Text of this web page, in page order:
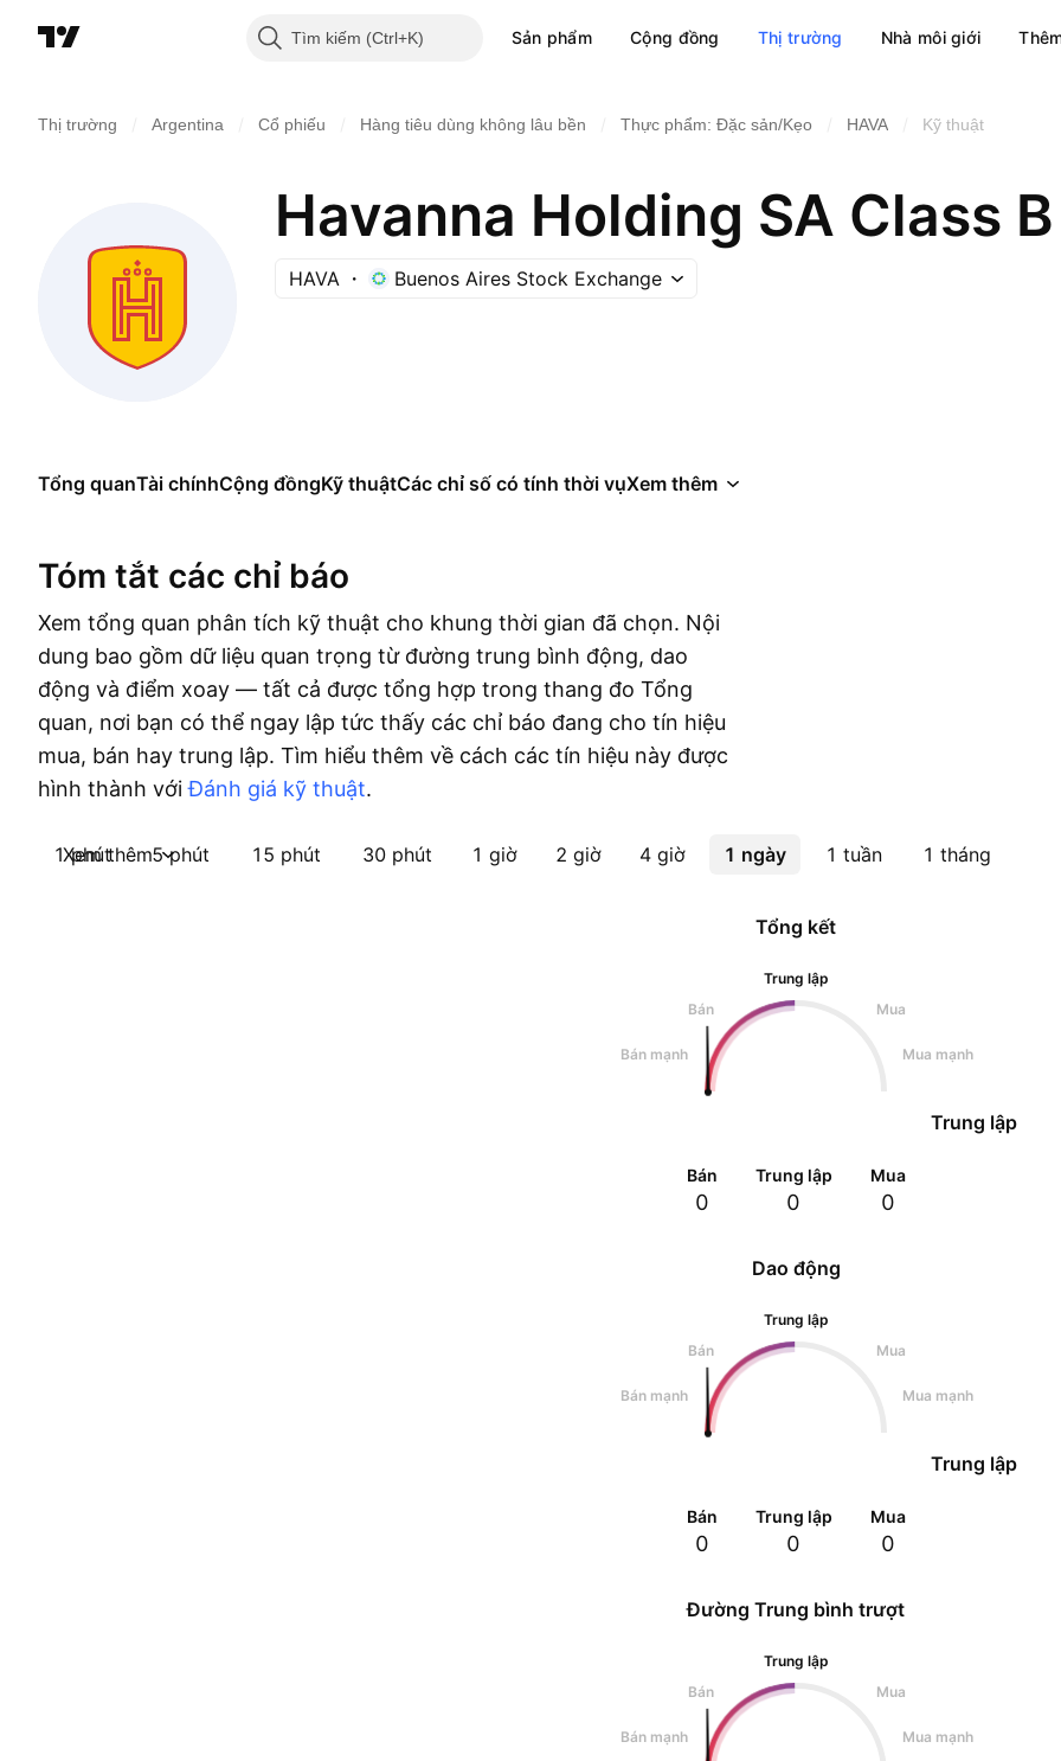
Tìm kiếm Sản phẩm Cộng đồng Thị trường Nhà môi giới
Thị trường Argentina Cổ phiếu Hàng tiêu dùng không lâu bền Thực phẩm: Đặc sản/Kẹo HAVA Kỹ thuật
Havanna Holding SA Class B
HAVA Buenos Aires Stock Exchange
Tổng quanTài chínhCộng đồngKỹ thuậtCác chỉ số có tính thời vụXem thêm
Tóm tắt các chỉ báo
Xem tổng quan phân tích kỹ thuật cho khung thời gian đã chọn. Nội
dung bao gồm dữ liệu quan trọng từ đường trung bình động, dao
động và điểm xoay — tất cả được tổng hợp trong thang đo Tổng
quan, nơi bạn có thể ngay lập tức thấy các chỉ báo đang cho tín hiệu
mua, bán hay trung lập. Tìm hiểu thêm về cách các tín hiệu này được
hình thành vớiĐánh giá kỹ thuật.
1 phút 5 phút 15 phút 30 phút 1 giờ 2 giờ 4 giờ 1 ngày 1 tuần 1 tháng
Xem thêm
Dao động
Trung lập
Bán
Mua
Bán mạnh Mua mạnh
Trung lập
Bán
0
Trung lập
0
Mua
0
Tổng kết
Trung lập
Bán
Mua
Bán mạnh Mua mạnh
Trung lập
Bán
0
Trung lập
0
Mua
0
Đường Trung bình trượt
Trung lập
Bán
Mua
Bán mạnh Mua mạnh